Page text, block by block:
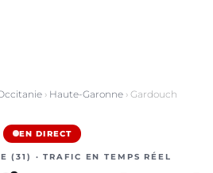
› Haute-Garonne› Gardouch
EN DIRECT
(31) · TRAFIC EN TEMPS RÉEL